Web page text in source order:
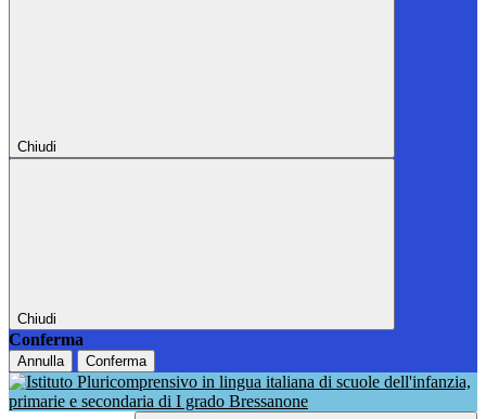
Chiudi
Chiudi
Conferma
Annulla Conferma